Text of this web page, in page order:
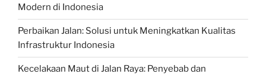
Modern di Indonesia
Perbaikan Jalan: Solusi untuk Meningkatkan Kualitas
Infrastruktur Indonesia
Kecelakaan Maut di Jalan Raya: Penyebab dan